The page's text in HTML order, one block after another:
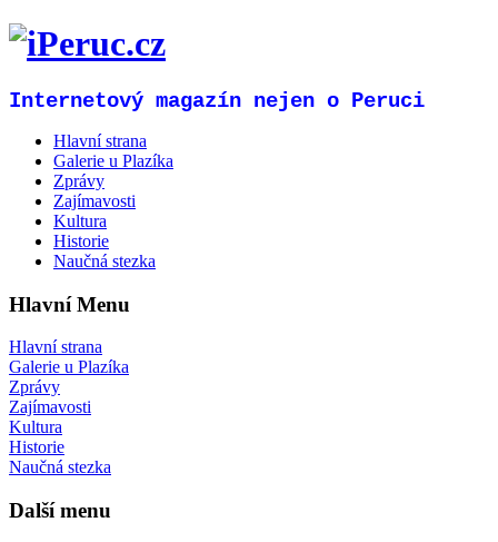
Internetový magazín nejen o Peruci
Hlavní strana
Galerie u Plazíka
Zprávy
Zajímavosti
Kultura
Historie
Naučná stezka
Hlavní Menu
Hlavní strana
Galerie u Plazíka
Zprávy
Zajímavosti
Kultura
Historie
Naučná stezka
Další menu